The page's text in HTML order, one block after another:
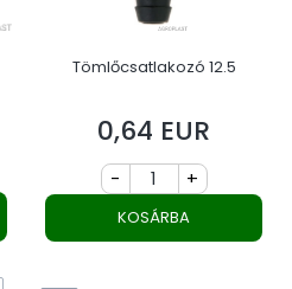
Tömlőcsatlakozó 12.5
Ár
0,64 EUR
- +
KOSÁRBA